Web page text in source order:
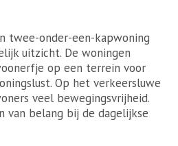
twee-onder-een-kapwoning
uitzicht. De woningen
op een terrein voor
Op het verkeersluwe
veel bewegingsvrijheid.
van belang bij de dagelijkse